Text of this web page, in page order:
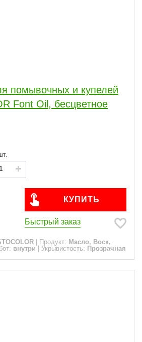
помывочных и купелей
Font Oil, бесцветное
КУПИТЬ
Быстрый заказ
Продукт: Масло, Воск,
внутри Укрывистость: Прозрачная